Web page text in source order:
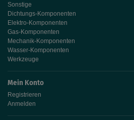
Sonstige
Dichtungs-Komponenten
Elektro-Komponenten
Gas-Komponenten
Mechanik-Komponenten
Wasser-Komponenten
Werkzeuge
Mein Konto
Registrieren
Anmelden